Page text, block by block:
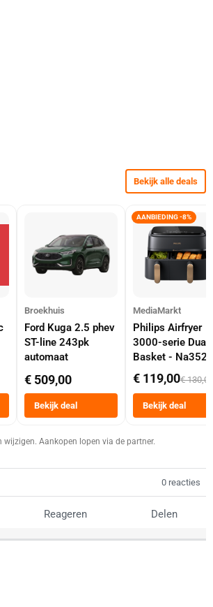
Bekijk alle deals
Broekhuis
Ford Kuga 2.5 phev
ST-line 243pk
automaat
€ 509,00
Bekijk deal
AANBIEDING -8%
MediaMarkt
Philips Airfryer
3000-serie Dual
Basket -
Dubbele Mand 9
Tot 6 Personen
Heteluchtfriteuse
Zwart
€ 119,00€ 130,00
Bekijk deal
wijzigen. Aankopen lopen via de partner.
0 reacties
Reageren Delen